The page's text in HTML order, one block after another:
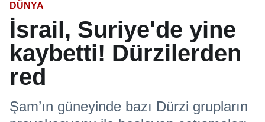
DÜNYA
İsrail, Suriye'de yine
kaybetti! Dürzilerden
red
Şam’ın güneyinde bazı Dürzi grupların